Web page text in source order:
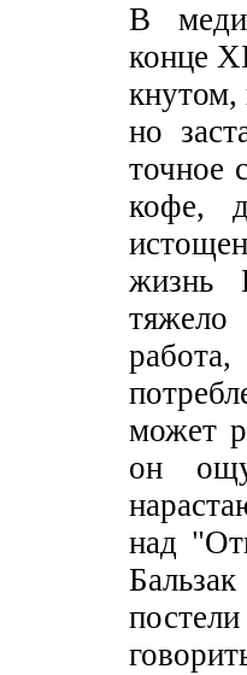
В
конце
кнутом,
но
точное
кофе,
жизнь
тяжело
может
он
над